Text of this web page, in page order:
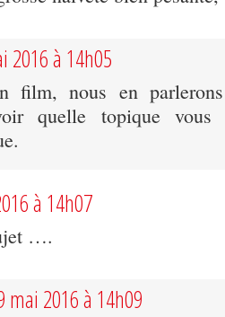
2016 à 14h05
film, nous en
quelle topique
à 14h07
….
mai 2016 à 14h09